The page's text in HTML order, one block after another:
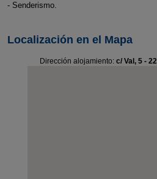
- Senderismo.
Localización en el Mapa
Dirección alojamiento: c/ Val, 5 -